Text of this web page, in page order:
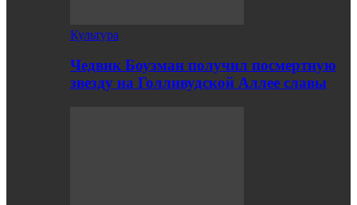
Культура
Чедвик Боузман получил посмертную
звезду на Голливудской Аллее славы